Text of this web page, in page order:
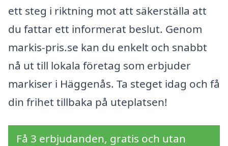
ett steg i riktning mot att säkerställa att
du fattar ett informerat beslut. Genom
markis-pris.se kan du enkelt och snabbt
nå ut till lokala företag som erbjuder
markiser i Häggenås. Ta steget idag och få
din frihet tillbaka på uteplatsen!
Få 3 erbjudanden, gratis och utan